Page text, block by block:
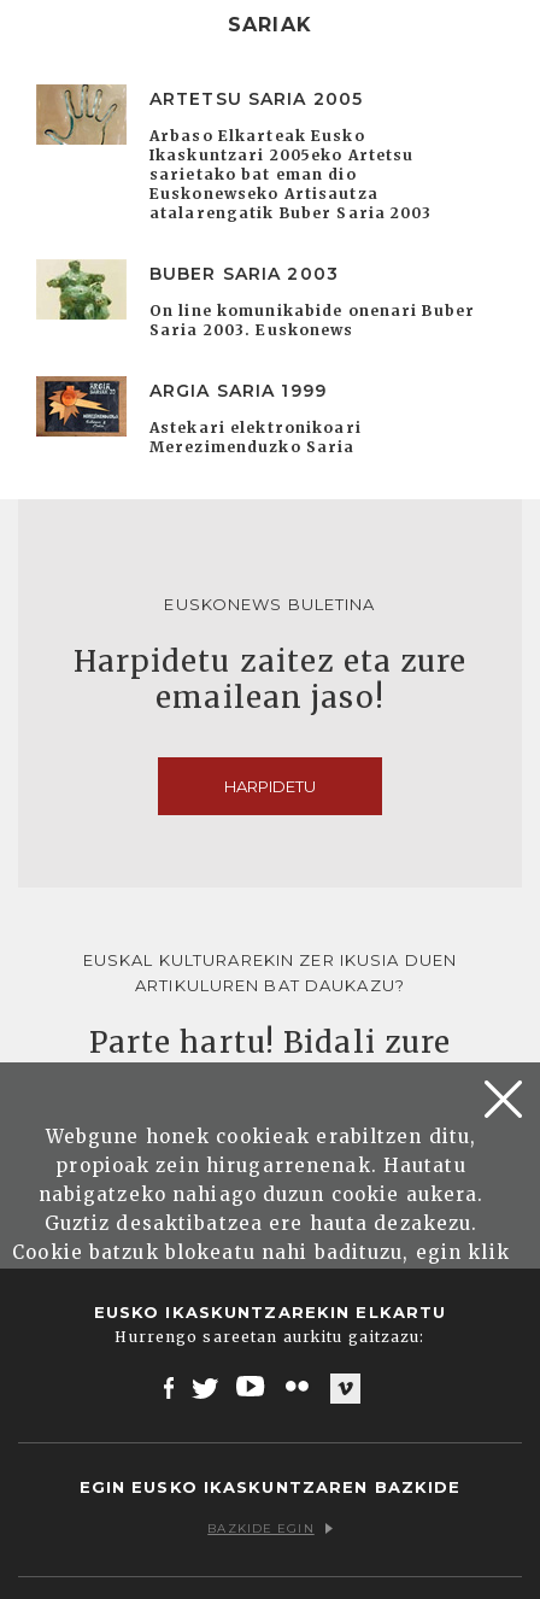
SARIAK
ARTETSU SARIA 2005
Arbaso Elkarteak Eusko
Ikaskuntzari 2005eko Artetsu
sarietako bat eman dio
Euskonewseko Artisautza
atalarengatik Buber Saria 2003
BUBER SARIA 2003
On line komunikabide onenari Buber
Saria 2003. Euskonews
ARGIA SARIA 1999
Astekari elektronikoari
Merezimenduzko Saria
EUSKONEWS BULETINA
Harpidetu zaitez eta zure
emailean jaso!
HARPIDETU
EUSKAL KULTURAREKIN ZER IKUSIA DUEN
ARTIKULUREN BAT DAUKAZU?
Parte hartu! Bidali zure
BIDALI ARTIKULUA
EUSKO IKASKUNTZAREKIN ELKARTU
Hurrengo sareetan aurkitu gaitzazu:
EGIN EUSKO IKASKUNTZAREN BAZKIDE
BAZKIDE EGIN
Webgune honek cookieak erabiltzen ditu,
propioak zein hirugarrenenak. Hautatu
nabigatzeko nahiago duzun cookie aukera.
Guztiz desaktibatzea ere hauta dezakezu.
Cookie batzuk blokeatu nahi badituzu, egin klik
sakatuz gero, aipatutako cookieak eta gure
cookie politika onartzen duzula adierazten ari
lotura informazio
gehiago lortzeko.
Onartu